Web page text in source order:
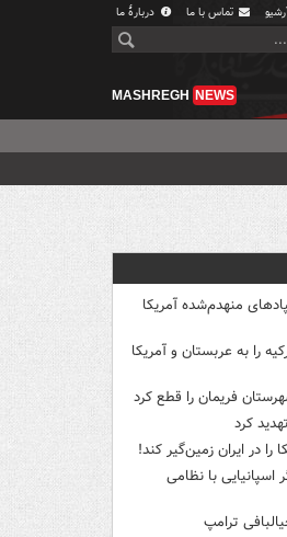
تماس با ما دربارهٔ ما
MASHREGH NEWS
منهدم‌شده آمریکا
را به عربستان و آمریکا
فریمان را قطع کرد
کرد
را در ایران زمین‌گیر کند!
با نظامی
ترامپ